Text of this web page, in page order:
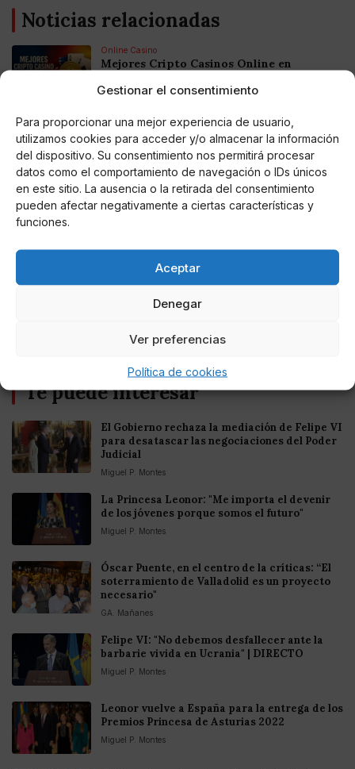
Gestionar el consentimiento
Para proporcionar una mejor experiencia de usuario,
utilizamos cookies para acceder y/o almacenar la información
del dispositivo. Su consentimiento nos permitirá procesar
datos como el comportamiento de navegación o IDs únicos
en este sitio. La ausencia o la retirada del consentimiento
pueden afectar negativamente a ciertas características y
funciones.
Aceptar
Denegar
Ver preferencias
Política de cookies
Noticias relacionadas
Online Casino
Mejores Cripto Casinos Online en
Colombia 2025: Bitcoin Casinos
Online Casino
Mejores Casinos Online con Bitcoin y
Criptomonedas en Argentina 2025
Online Casino
Mejores casinos online con
Entretenimiento
Fortnite regresa para iOS en la Unión
Europea
Te puede interesar
El Gobierno rechaza la mediación de Felipe VI
para desatascar las negociaciones del Poder
Judicial
Miguel P. Montes
La Princesa Leonor: "Me importa el devenir
de los jóvenes porque somos el futuro"
Miguel P. Montes
Óscar Puente, en el centro de la críticas: “El
soterramiento de Valladolid es un proyecto
necesario"
GA. Mañanes
Felipe VI: "No debemos desfallecer ante la
barbarie vivida en Ucrania" | DIRECTO
Miguel P. Montes
Leonor vuelve a España para la entrega de los
Premios Princesa de Asturias 2022
Miguel P. Montes